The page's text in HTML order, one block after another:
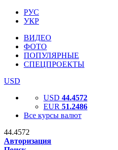
РУС
УКР
ВИДЕО
ФОТО
ПОПУЛЯРНЫЕ
СПЕЦПРОЕКТЫ
USD
USD 44.4572
EUR 51.2486
Все курсы валют
44.4572
Авторизация